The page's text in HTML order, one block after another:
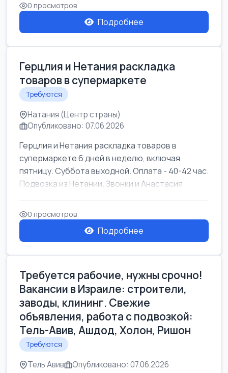
0 просмотров
Подробнее
Герцлия и Нетания раскладка
товаров в супермаркете
Требуются
Натания (Центр страны)
Опубликовано: 07.06.2026
Герцлия и Нетания раскладка товаров в
супермаркете 6 дней в неделю, включая
пятницу. Суббота выходной. Оплата - 40-42 час.
Подвозка из Нетании. Звонки и Анастасия
0 просмотров
Подробнее
Требуется рабочие, нужны срочно!
Вакансии в Израиле: строители,
заводы, клининг. Свежие
объявления, работа с подвозкой:
Тель-Авив, Ашдод, Холон, Ришон
Требуются
Тель Авив Опубликовано: 07.06.2026